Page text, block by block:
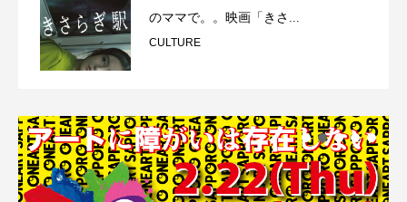
のママで。。映画「きさ...
CULTURE